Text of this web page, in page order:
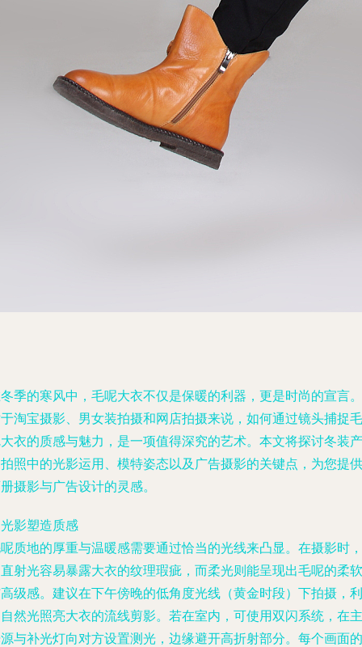
季的寒风中，毛呢大衣不仅是保暖的利器，更是时尚的宣言。
淘宝摄影、男女装拍摄和网店拍摄来说，如何通过镜头捕捉毛
衣的质感与魅力，是一项值得深究的艺术。本文将探讨冬装产
照中的光影运用、模特姿态以及广告摄影的关键点，为您提供
摄影与广告设计的灵感。
影塑造质感
质地的厚重与温暖感需要通过恰当的光线来凸显。在摄影时，
射光容易暴露大衣的纹理瑕疵，而柔光则能呈现出毛呢的柔软
级感。建议在下午傍晚的低角度光线（黄金时段）下拍摄，利
然光照亮大衣的流线剪影。若在室内，可使用双闪系统，在主
与补光灯向对方设置测光，边缘避开高折射部分。每个画面的